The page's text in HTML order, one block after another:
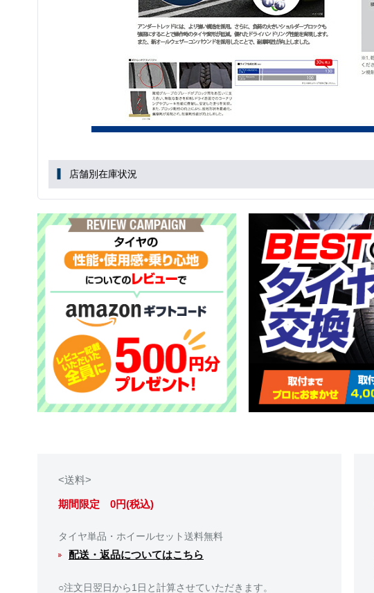
店舗別在庫状況
<送料>
期間限定 0円(税込)
タイヤ単品・ホイールセット送料無料
配送・返品についてはこちら
○注文日翌日から1日と計算させていただきます。